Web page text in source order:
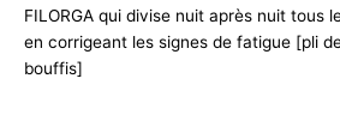
FILORGA qui divise nuit après nuit tous
en corrigeant les signes de fatigue [pli
bouffis]